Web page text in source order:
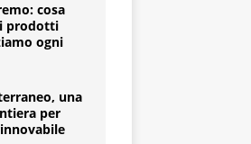
cosa
prodotti
ogni
una
per